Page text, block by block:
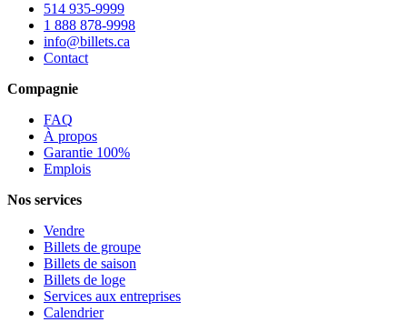
514 935-9999
1 888 878-9998
info@billets.ca
Contact
Compagnie
FAQ
À propos
Garantie 100%
Emplois
Nos services
Vendre
Billets de groupe
Billets de saison
Billets de loge
Services aux entreprises
Calendrier